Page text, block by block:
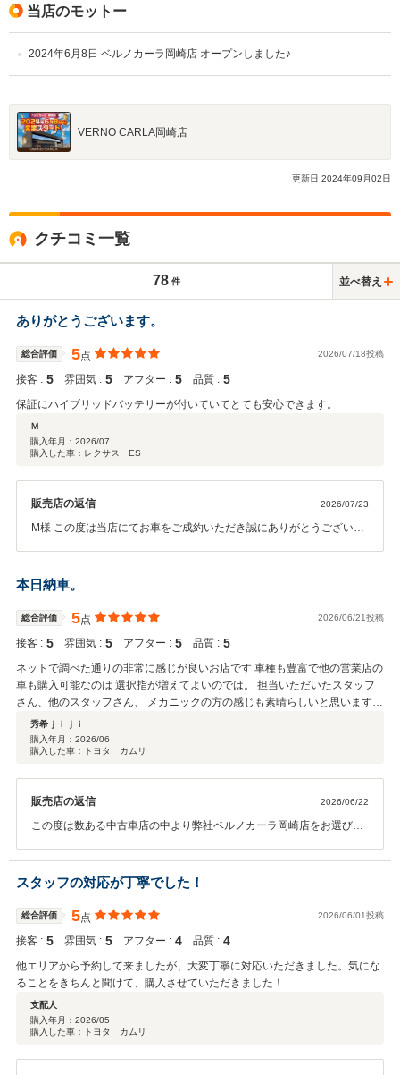
当店のモットー
2024年6月8日 ベルノカーラ岡崎店 オープンしました♪
VERNO CARLA岡崎店
更新日 2024年09 月02日
クチコミ一覧
78 件 並べ替え
ありがとうございます。
総合評価 5点 2026/07/18投稿
接客 : 5 雰囲気 : 5 アフター : 5 品質 : 5
保証にハイブリッドバッテリーが付いていてとても安心できます。
Ｍ
購入年月： 2026/07
購入した車：レクサス ES
販売店の返信 2026/07/23
M様 この度は当店にてお車をご成約いただき誠にありがとうございま
しておりますので、万が一の故障の際もご安心いただけるかと存じま
す。 お車しっかりと準備させていただきますので、ご納車まで今しば
本日納車。
総合評価 5点 2026/06/21投稿
接客 : 5 雰囲気 : 5 アフター : 5 品質 : 5
ネットで調べた通りの非常に感じが良いお店です 車種も豊富で他の営業店の
車も購入可能なのは 選択指が増えてよいのでは。 担当いただいたスタッフ
さん、他のスタッフさん、 メカニックの方の感じも素晴らしいと思いますの
秀希ｊｉｊｉ
購入年月： 2026/06
購入した車：トヨタ カムリ
販売店の返信 2026/06/22
この度は数ある中古車店の中より弊社ベルノカーラ岡崎店をお選びい
何かございましたら遠慮なくいつでもご連絡いただけましたらと思い
ます。 今後も安全運転でカーライフをお楽しみ下さいませ。 ありがと
うございました。
スタッフの対応が丁寧でした！
総合評価 5点 2026/06/01投稿
接客 : 5 雰囲気 : 5 アフター : 4 品質 : 4
他エリアから予約して来ましたが、大変丁寧に対応いただきました。気にな
ることをきちんと聞けて、購入させていただきました！
支配人
購入年月： 2026/05
購入した車：トヨタ カムリ